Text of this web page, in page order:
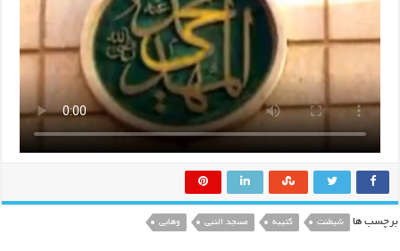
برچسب ها شیطنت کتیبه مسجد النبی وهابی